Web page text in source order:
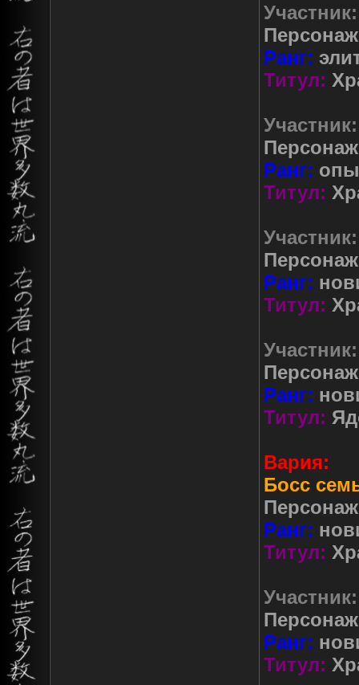
Участник:
Ранг:
Титул:
Участник:
Ранг:
Титул:
Участник:
Ранг:
Титул:
Участник:
Ранг:
Титул:
Вария:
Босс
Ранг:
Титул:
Участник:
Ранг:
Титул: